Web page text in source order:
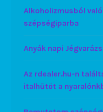
Alkoholizmusból
szépségiparba
Anyák napi
Az rdealer.hu-n
italhűtőt a